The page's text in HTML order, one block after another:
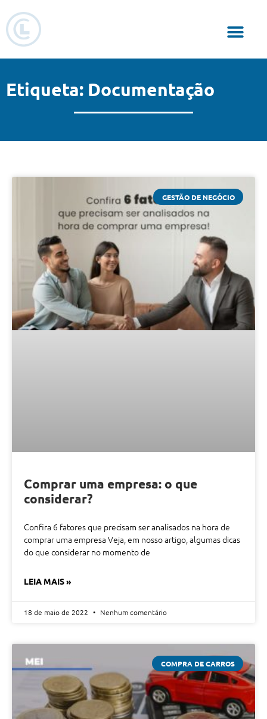
Etiqueta: Documentação
GESTÃO DE NEGÓCIO
Comprar uma empresa: o que
considerar?
Confira 6 fatores que precisam ser analisados na hora de
comprar uma empresa Veja, em nosso artigo, algumas dicas
do que considerar no momento de
LEIA MAIS »
18 de maio de 2022 Nenhum comentário
COMPRA DE CARROS